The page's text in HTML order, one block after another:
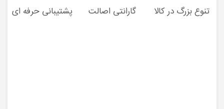
تنوع بزرگ در کالا گارانتی اصالت پشتیبانی حرفه ای